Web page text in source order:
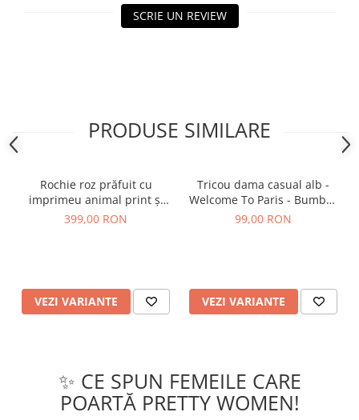
SCRIE UN REVIEW
PRODUSE SIMILARE
Rochie roz prăfuit cu
imprimeu animal print și
curea
399,00 RON
VEZI VARIANTE
Tricou dama casual alb -
Welcome To Paris - Bumbac
Organic
99,00 RON
VEZI VARIANTE
✨ CE SPUN FEMEILE CARE
POARTĂ PRETTY WOMEN!